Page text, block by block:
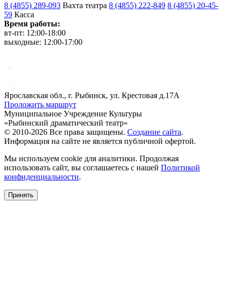
8 (4855) 289-093 Вахта театра 8 (4855) 222-849 8 (4855) 20-45-
59 Касса
Время работы:
вт-пт: 12:00-18:00
выходные: 12:00-17:00
Ярославская обл., г. Рыбинск, ул. Крестовая д.17А
Проложить маршрут
Муниципальное Учреждение Культуры
«Рыбинский драматический театр»
© 2010-2026 Все права защищены. Создание сайта.
Информация на сайте не является публичной офертой.
Мы используем cookie для аналитики. Продолжая
использовать сайт, вы соглашаетесь с нашей Политикой
конфиденциальности.
Принять